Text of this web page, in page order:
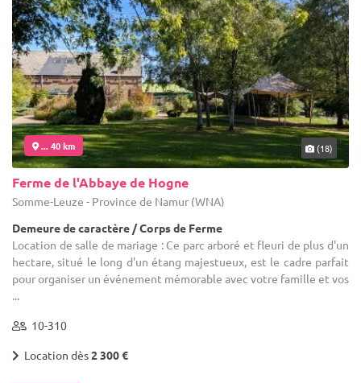
... 40 km (18)
Ferme de l'Abbaye de Hogne
Somme-Leuze - Province de Namur (WNA)
Demeure de caractère / Corps de Ferme
Location de salle de mariage : Ce parc arboré et fleuri de plus d'un
hectare, situé le long d'un étang majestueux, est le cadre parfait
pour organiser un événement mémorable avec votre famille et vos
...
10-310
Location dès2 300 €